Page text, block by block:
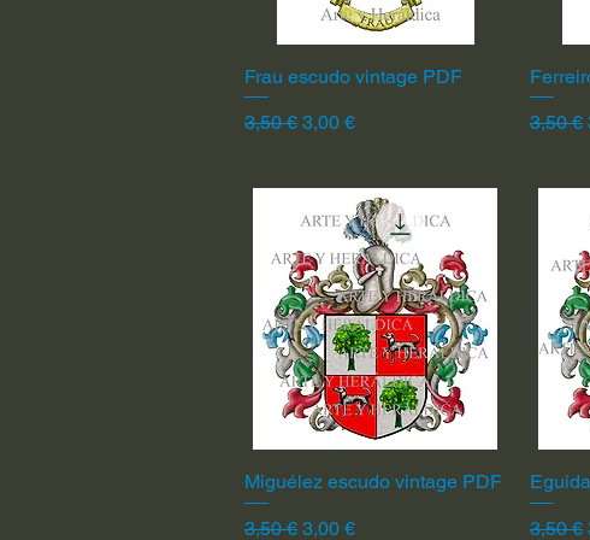
Vista rápida
Frau escudo vintage PDF
Precio
3,50 € Precio de oferta
3,00 €
Precio
3,50 €
Vista rápida
Miguélez escudo vintage PDF
Precio
3,50 € Precio de oferta
3,00 €
Precio
3,50 €